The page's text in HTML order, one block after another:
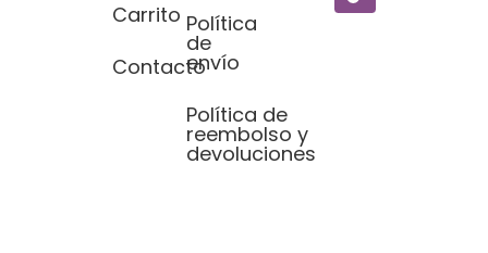
Carrito
Contacto
Política
de
envío
Política de
reembolso y
devoluciones